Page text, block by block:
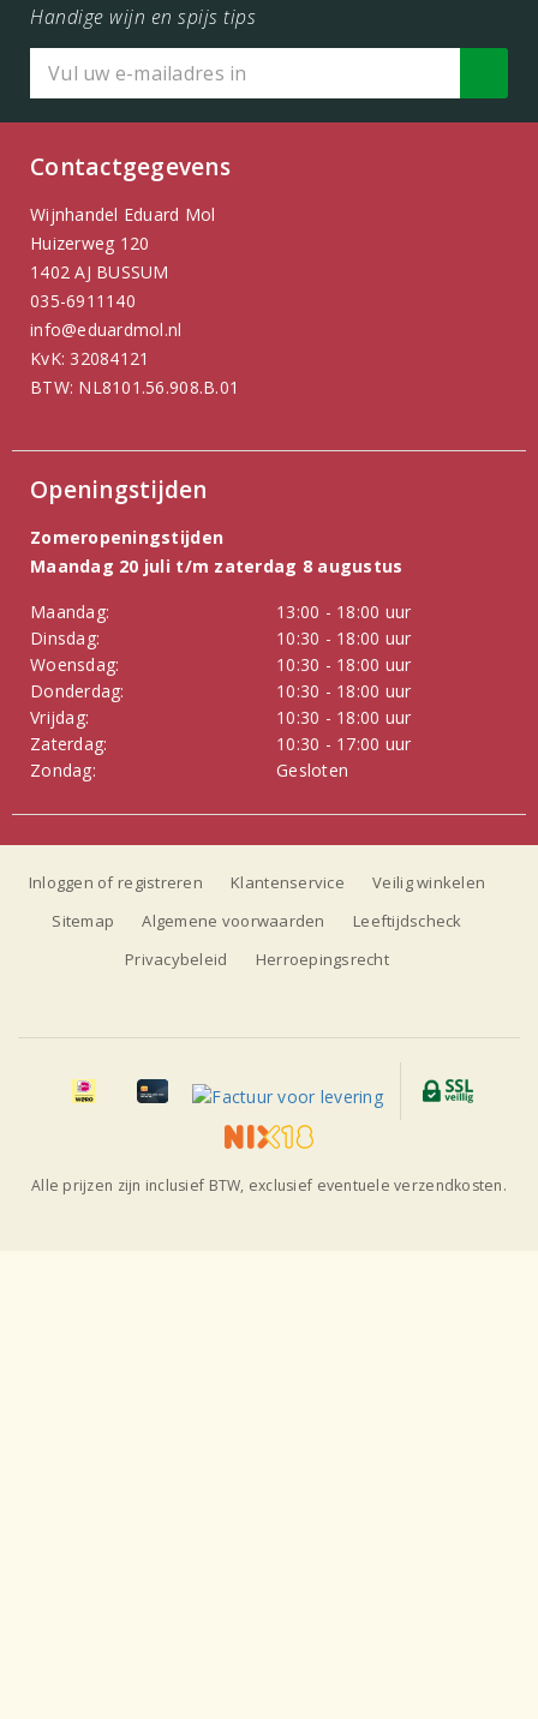
Handige wijn en spijs tips
Contactgegevens
Wijnhandel Eduard Mol
Huizerweg 120
1402 AJ BUSSUM
035-6911140
info@eduardmol.nl
KvK: 32084121
BTW: NL8101.56.908.B.01
Openingstijden
Zomeropeningstijden
Maandag 20 juli t/m zaterdag 8 augustus
Maandag:
13:00 - 18:00 uur
Dinsdag:
10:30 - 18:00 uur
Woensdag:
10:30 - 18:00 uur
Donderdag:
10:30 - 18:00 uur
Vrijdag:
10:30 - 18:00 uur
Zaterdag:
10:30 - 17:00 uur
Zondag:
Gesloten
Inloggen of registreren Klantenservice
Veilig winkelen
Sitemap
Algemene voorwaarden
Leeftijdscheck
Privacybeleid
Herroepingsrecht
Alle prijzen zijn inclusief BTW, exclusief eventuele verzendkosten.